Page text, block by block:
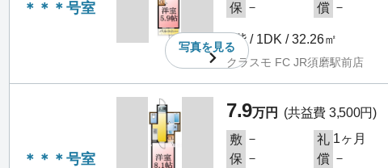
＊＊＊号室
写真を見る
保 － 償 －
1階 / 1DK / 32.26㎡
クラスモ FC JR須磨駅前店
＊＊＊号室
7.9万円
(共益費 3,500円)
敷 － 礼 1ヶ月
保 － 償 －